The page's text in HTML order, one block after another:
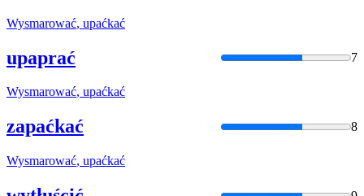
Wysmarować, upaćkać
upaprać 7
Wysmarować, upaćkać
zapaćkać 8
Wysmarować, upaćkać